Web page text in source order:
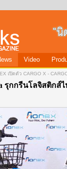
Video
เปิดตัว CARGO X -
รุกกรีนโลจิสติกส์